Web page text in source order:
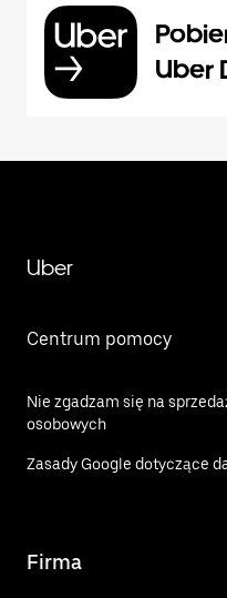
Uber
Uber
Centrum pomocy
Nie zgadzam się na
osobowych
Zasady Google dotyczące
Firma